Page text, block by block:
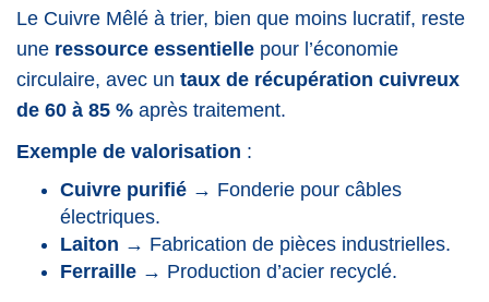
Le Cuivre Mêlé à trier, bien que moins lucratif, reste
une ressource essentielle pour l’économie
circulaire, avec un taux de récupération cuivreux
de 60 à 85 % après traitement.
Exemple de valorisation :
Cuivre purifié → Fonderie pour câbles
électriques.
Laiton → Fabrication de pièces industrielles.
Ferraille → Production d’acier recyclé.